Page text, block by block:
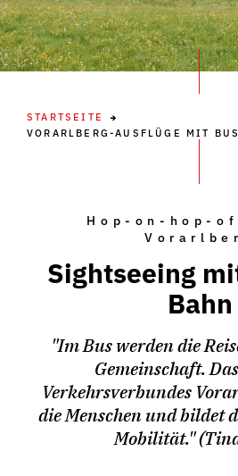
STARTSEITE
VORARLBERG-AUSFLÜGE MIT
Hop-on-hop-
Sightseeing
Bahn
"Im Bus werden die
Gemeinschaft.
Verkehrsverbundes
die Menschen und bildet
Mobilität."